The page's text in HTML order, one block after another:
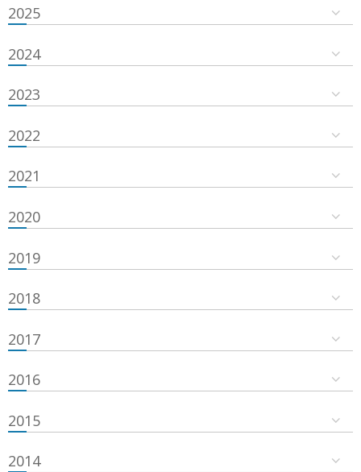
2025
2024
2023
2022
2021
2020
2019
2018
2017
2016
2015
2014